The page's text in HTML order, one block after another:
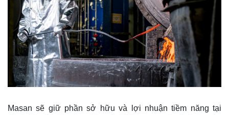
Masan ​sẽ giữ phần sở hữu và lợi nhuận tiềm năng tại